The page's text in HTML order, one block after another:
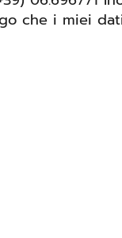
che i miei